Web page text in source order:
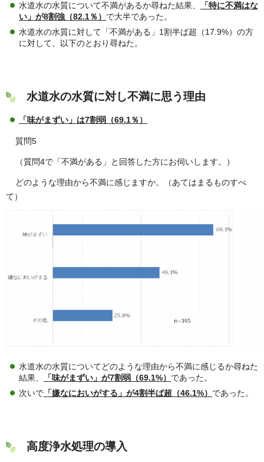
水道水の水質について不満があるか尋ねた結果、
「特に不満はな
い」が8割強（82.1％） で大半であった。
水道水の水質に対して「不満がある」1割半ば超（17.9%）の方
に対して、以下のとおり尋ねた。
水道水の水質に対し不満に思う理由
「味がまずい」は7割弱（69.1％）
質問5
（質問4で「不満がある」と回答した方にお伺いします。）
どのような理由から不満に感じますか。（あてはまるものすべ
て）
水道水の水質についてどのような理由から不満に感じるか尋ねた
結果、
「味がまずい」が7割弱（69.1%） であった。
次いで 「嫌なにおいがする」が4割半ば超（46.1%） であった。
高度浄水処理の導入